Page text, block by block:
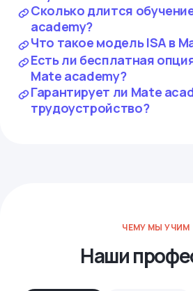
Сколько длится
academy?
Что такое модель ISA в
Есть ли бесплатная
Mate academy?
Гарантирует ли Mate
трудоустройство?
ЧЕМУ МЫ УЧИМ
Наши